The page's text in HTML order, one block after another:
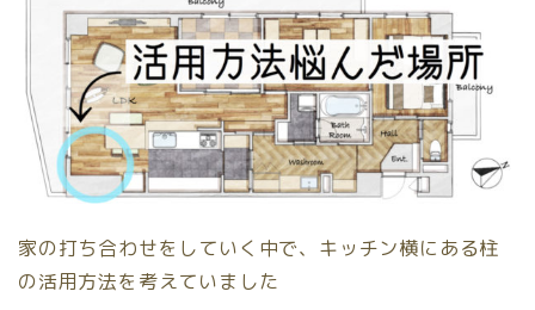
家の打ち合わせをしていく中で、キッチン横にある柱
の活用方法を考えていました